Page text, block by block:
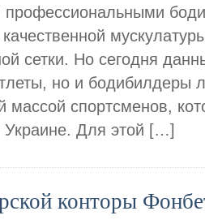
профессиональными
сетки. Но сегодня
но и бодибилдеры
массой спортсменов,
Украине. Для этой […]
конторы